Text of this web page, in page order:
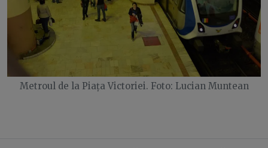
Metroul de la Piața Victoriei. Foto: Lucian Muntean